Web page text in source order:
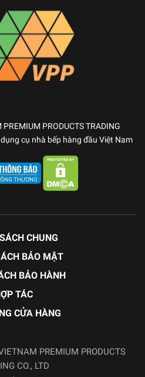
PRODUCTS TRADING
cụ nhà bếp hàng đầu Việt Nam
CHUNG
BẢO MẬT
BẢO HÀNH
TÁC
CỬA HÀNG
PREMIUM PRODUCTS
CO., LTD